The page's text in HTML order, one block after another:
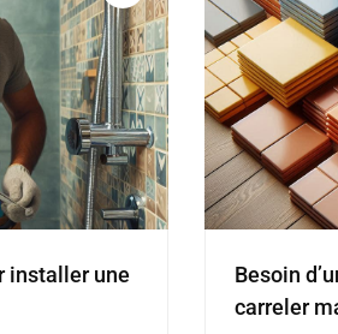
installer une
Besoin
carreler